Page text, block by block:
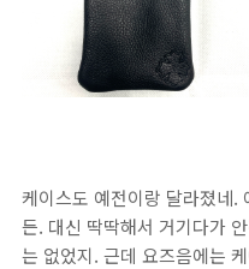
케이스도 예전이랑 달라졌네.
든. 대신 딱딱해서 거기다가
는 없었지. 근데 요즈음에는